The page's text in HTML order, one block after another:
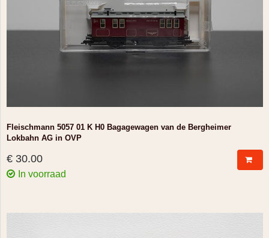
Fleischmann 5057 01 K H0 Bagagewagen van de Bergheimer
Lokbahn AG in OVP
€ 30.00
In voorraad